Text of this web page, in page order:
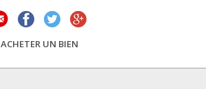
ACHETER UN BIEN